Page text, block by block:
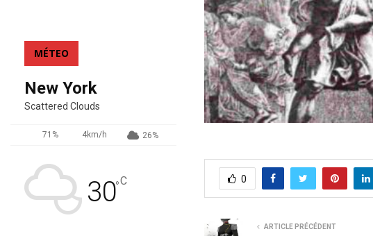
0
ARTICLE PRÉCÉDENT
MÉTEO
New York
Scattered Clouds
71% 4km/h 26%
30°C